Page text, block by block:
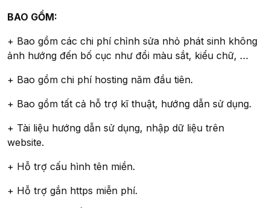
BAO GỒM:
+ Bao gồm các chi phí chỉnh sửa nhỏ phát sinh không
ảnh hướng đến bố cục như đổi màu sắt, kiểu chữ, …
+ Bao gồm chi phí hosting năm đầu tiên.
+ Bao gồm tất cả hỗ trợ kĩ thuật, hướng dẫn sử dụng.
+ Tài liệu hướng dẫn sử dụng, nhập dữ liệu trên
website.
+ Hỗ trợ cấu hình tên miền.
+ Hỗ trợ gắn https miễn phí.